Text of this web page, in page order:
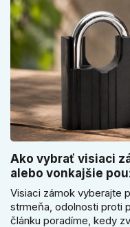
Ako vybrať visiaci
alebo vonkajšie
Visiaci zámok vyberajte
strmeňa, odolnosti proti
článku poradíme, kedy